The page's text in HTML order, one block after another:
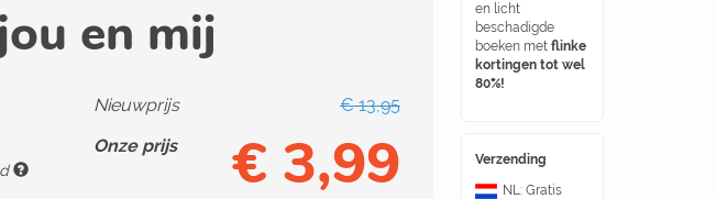
en licht
beschadigde
boeken met flinke
kortingen tot wel
80%!
Verzending
NL: Gratis
en mij
Nieuwprijs
€ 13,95
Onze prijs
€ 3,99